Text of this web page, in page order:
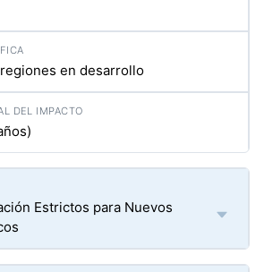
en desarrollo
Estrictos para Nuevos